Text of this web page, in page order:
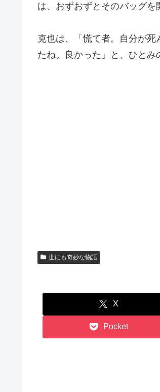
は、おずおずとそのバッグを
克也は、「慌て者。自分が
たね。良かった」と、ひとみ
世にも奇妙な物語
X
Pocket